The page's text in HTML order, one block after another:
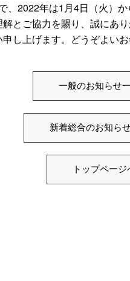
、2022年は1月4日（火）
とご協力を賜り、誠にあ
し上げます。どうぞよい
一般のお知らせ
新着総合のお知ら
トップページ